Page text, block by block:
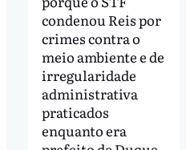
condenou Reis por
crimes contra o
meio ambiente e de
irregularidade
administrativa
praticados
enquanto era